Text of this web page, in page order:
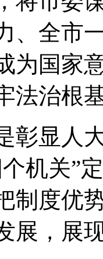
、全市
为国家
法治根
显人大
机关”
制度优
展 ， 展